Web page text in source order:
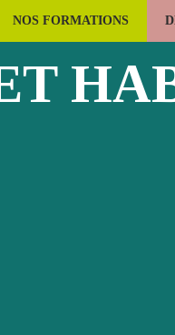
NOS FORMATIONS